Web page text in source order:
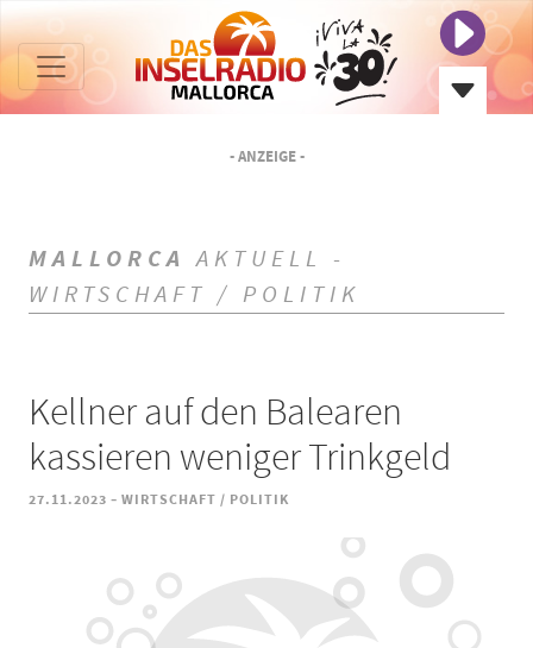
- ANZEIGE -
MALLORCA AKTUELL -
WIRTSCHAFT / POLITIK
Kellner auf den Balearen
kassieren weniger Trinkgeld
27.11.2023 - WIRTSCHAFT / POLITIK